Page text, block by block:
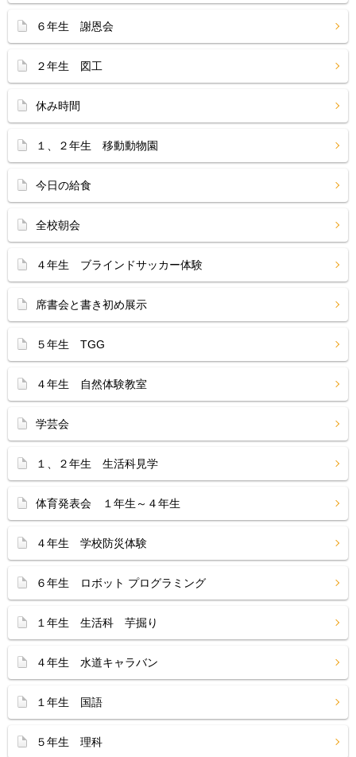
６年生 謝恩会
２年生 図工
休み時間
１、２年生 移動動物園
今日の給食
全校朝会
４年生 ブラインドサッカー体験
席書会と書き初め展示
５年生 TGG
４年生 自然体験教室
学芸会
１、２年生 生活科見学
体育発表会 １年生～４年生
４年生 学校防災体験
６年生 ロボット プログラミング
１年生 生活科 芋掘り
４年生 水道キャラバン
１年生 国語
５年生 理科